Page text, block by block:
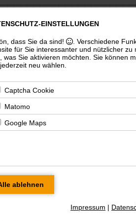
architekt dipl.-ing.
architektenkammer thüringen, bda
wettbewerbe fachpreisrichter
pur und kirchen
jüchsen
EINSTELLUNGEN
dass Sie da sind!
. Verschiedene
für Sie interessanter und nützlicher zu
was Sie aktivieren möchten. Sie können
neu wählen.
Captcha Cookie
Matomo
Google Maps
Impressum |